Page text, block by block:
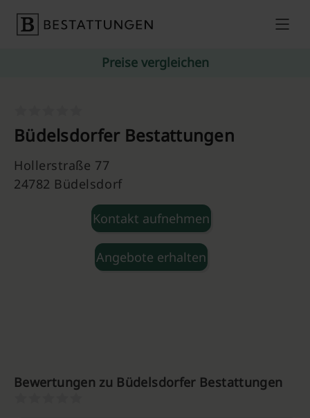
Preise vergleichen
Büdelsdorfer Bestattungen
Hollerstraße 77
24782 Büdelsdorf
Kontakt aufnehmen
Angebote erhalten
Bewertungen zu Büdelsdorfer Bestattungen